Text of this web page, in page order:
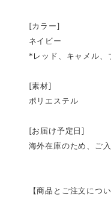
[カラー]
ネイビー
*レッド、キャメル、
[素材]
ポリエステル
[お届け予定日]
海外在庫のため、ご
【商品とご注文につ